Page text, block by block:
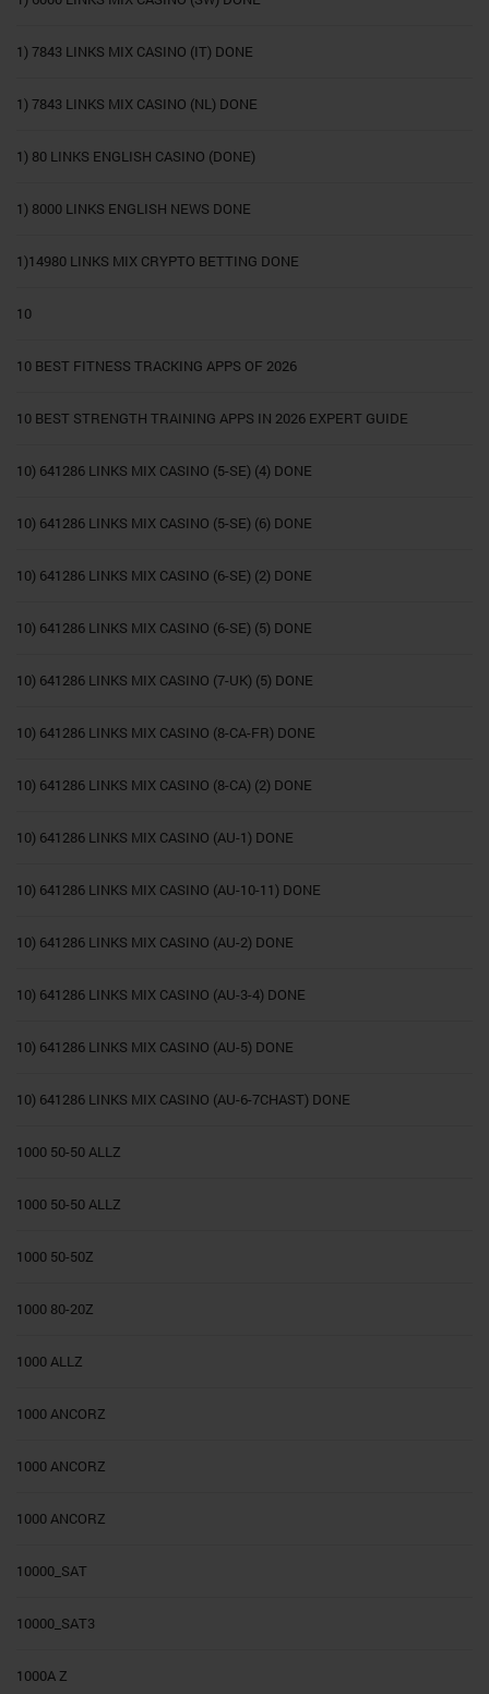
1) 7843 LINKS MIX CASINO (IT) DONE
1) 7843 LINKS MIX CASINO (NL) DONE
1) 80 LINKS ENGLISH CASINO (DONE)
1) 8000 LINKS ENGLISH NEWS DONE
1)14980 LINKS MIX CRYPTO BETTING DONE
10
10 BEST FITNESS TRACKING APPS OF 2026
10 BEST STRENGTH TRAINING APPS IN 2026 EXPERT GUIDE
10) 641286 LINKS MIX CASINO (5-SE) (4) DONE
10) 641286 LINKS MIX CASINO (5-SE) (6) DONE
10) 641286 LINKS MIX CASINO (6-SE) (2) DONE
10) 641286 LINKS MIX CASINO (6-SE) (5) DONE
10) 641286 LINKS MIX CASINO (7-UK) (5) DONE
10) 641286 LINKS MIX CASINO (8-CA-FR) DONE
10) 641286 LINKS MIX CASINO (8-CA) (2) DONE
10) 641286 LINKS MIX CASINO (AU-1) DONE
10) 641286 LINKS MIX CASINO (AU-10-11) DONE
10) 641286 LINKS MIX CASINO (AU-2) DONE
10) 641286 LINKS MIX CASINO (AU-3-4) DONE
10) 641286 LINKS MIX CASINO (AU-5) DONE
10) 641286 LINKS MIX CASINO (AU-6-7CHAST) DONE
1000 50-50 ALLZ
1000 50-50 ALLZ
1000 50-50Z
1000 80-20Z
1000 ALLZ
1000 ANCORZ
1000 ANCORZ
1000 ANCORZ
10000_SAT
10000_SAT3
1000A Z